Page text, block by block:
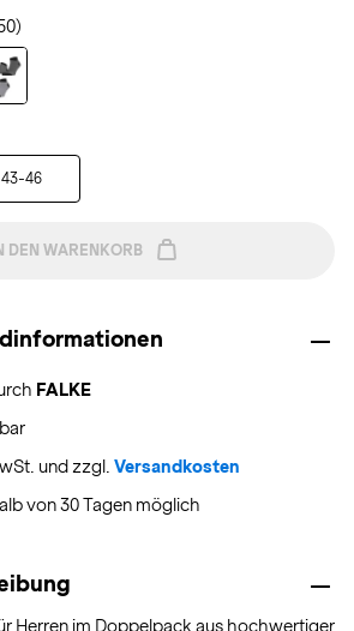
43-46
DEN WARENKORB
FALKE
und zzgl. Versandkosten
von 30 Tagen möglich
Herren im Doppelpack aus hochwertiger